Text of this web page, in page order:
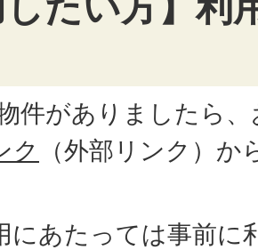
件がありましたら
ク
（外部リンク） か
にあたっては事前に